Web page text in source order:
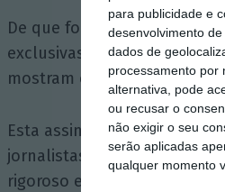
para publicidade e
desenvolvimento de
dados de
processamento por
alternativa, pode
ou recusar o
não exigir o seu
serão aplicadas
qualquer momento
De que forma? Assine o
exclusivas, à opinião que
mostram o outro lado da
Esta assinatura é uma
jornalistas. A nossa
rigoroso e credível.